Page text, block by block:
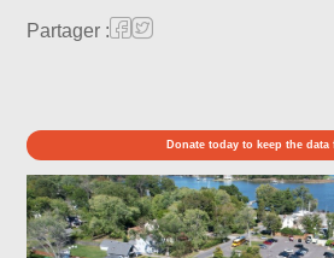
Partager :
Donate today to keep the data